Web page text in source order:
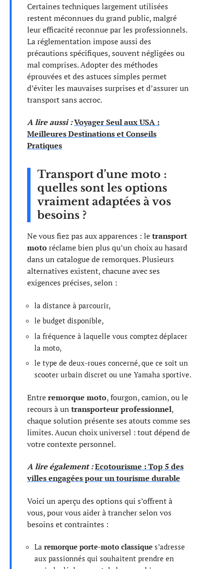
Certaines techniques largement utilisées
restent méconnues du grand public, malgré
leur efficacité reconnue par les professionnels.
La réglementation impose aussi des
précautions spécifiques, souvent négligées ou
mal comprises. Adopter des méthodes
éprouvées et des astuces simples permet
d’éviter les mauvaises surprises et d’assurer un
transport sans accroc.
A lire aussi :Voyager Seul aux USA :
Meilleures Destinations et Conseils
Pratiques
Transport d’une moto :
quelles sont les options
vraiment adaptées à vos
besoins ?
Ne vous fiez pas aux apparences : letransport
moto réclame bien plus qu’un choix au hasard
dans un catalogue de remorques. Plusieurs
alternatives existent, chacune avec ses
exigences précises, selon :
la distance à parcourir,
le budget disponible,
la fréquence à laquelle vous comptez déplacer
la moto,
le type de deux-roues concerné, que ce soit un
scooter urbain discret ou une Yamaha sportive.
Entreremorque moto, fourgon, camion, ou le
recours à un transporteur professionnel,
chaque solution présente ses atouts comme ses
limites. Aucun choix universel : tout dépend de
votre contexte personnel.
A lire également :Ecotourisme : Top 5 des
villes engagées pour un tourisme durable
Voici un aperçu des options qui s’offrent à
vous, pour vous aider à trancher selon vos
besoins et contraintes :
La remorque porte-moto classique s’adresse
aux passionnés qui souhaitent prendre en